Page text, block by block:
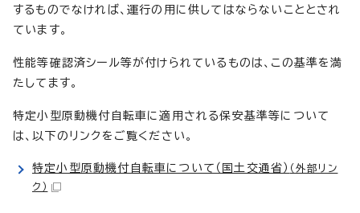
するものでなければ、運行の用に供してはならないこととされ
ています。
性能等確認済シール等が付けられているものは、この基準を満
たしてます。
特定小型原動機付自転車に適用される保安基準等について
は、以下のリンクをご覧ください。
特定小型原動機付自転車について（国土交通省） （外部リン
ク）